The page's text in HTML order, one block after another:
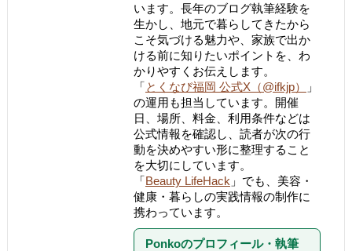
います。長年のブログ執筆経験を
生かし、地元で暮らしてきたから
こそ気づける魅力や、家族で出か
ける前に知りたいポイントを、わ
かりやすくお伝えします。
「とくなび福岡 公式X（@ifkjp）
」
の運用も担当しています。開催
日、場所、料金、利用条件などは
公式情報を確認し、読者が次の行
動を決めやすい形に整理すること
を大切にしています。
「Beauty LifeHack 」でも、美容・
健康・暮らしの実践情報の制作に
携わっています。
Ponkoのプロフィール・執筆